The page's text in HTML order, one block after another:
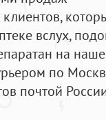
вслух,
на
по
почтой